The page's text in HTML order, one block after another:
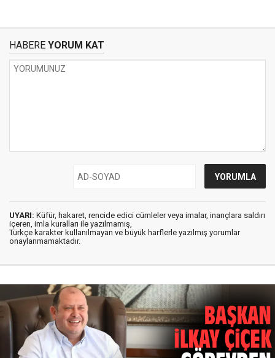
HABERE YORUM KAT
UYARI: Küfür, hakaret, rencide edici cümleler veya imalar, inançlara saldırı
içeren, imla kuralları ile yazılmamış,
Türkçe karakter kullanılmayan ve büyük harflerle yazılmış yorumlar
onaylanmamaktadır.